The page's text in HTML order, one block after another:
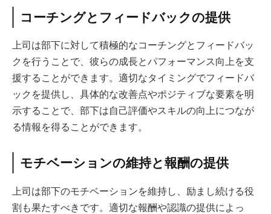
コーチングとフィードバックの提供
上司は部下に対して積極的なコーチングとフィードバッ
クを行うことで、彼らの成長とパフォーマンス向上を支
援することができます。適切なタイミングでフィードバ
ックを提供し、具体的な改善点やポジティブな要素を明
示することで、部下は自己評価やスキルの向上につなが
る情報を得ることができます。
モチベーションの維持と報酬の提供
上司は部下のモチベーションを維持し、励まし続ける役
割も果たすべきです。適切な報酬や認識の提供によっ